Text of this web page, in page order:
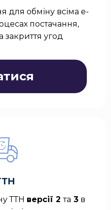
для обміну всіма е-
постачання,
закриття угод
ТТН версії 2та 3 в